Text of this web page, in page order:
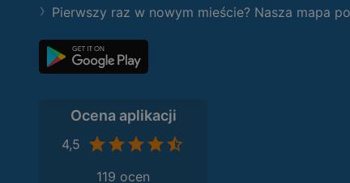
Pierwszy raz w nowym mieście? Nasza mapa
Ocena aplikacji
4,5
119 ocen